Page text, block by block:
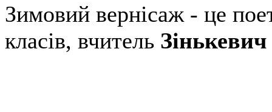
Зимовий вернісаж - це
класів, вчитель